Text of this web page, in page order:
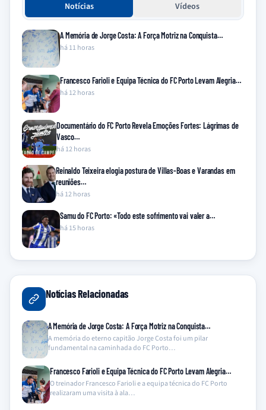
Notícias Vídeos
A Memória de Jorge Costa: A Força Motriz na Conquista…
há 11 horas
Francesco Farioli e Equipa Técnica do FC Porto Levam Alegria…
há 12 horas
Documentário do FC Porto Revela Emoções Fortes: Lágrimas de
Vasco…
há 12 horas
Reinaldo Teixeira elogia postura de Villas-Boas e Varandas em
reuniões…
há 12 horas
Samu do FC Porto: «Todo este sofrimento vai valer a…
há 15 horas
Notícias Relacionadas
A Memória de Jorge Costa: A Força Motriz na Conquista…
A memória do eterno capitão Jorge Costa foi um pilar
fundamental na caminhada do FC Porto…
Francesco Farioli e Equipa Técnica do FC Porto Levam Alegria…
O treinador Francesco Farioli e a equipa técnica do FC Porto
realizaram uma visita à ala…